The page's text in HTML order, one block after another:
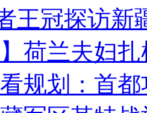
王冠探访新
】荷兰夫妇
规划：首